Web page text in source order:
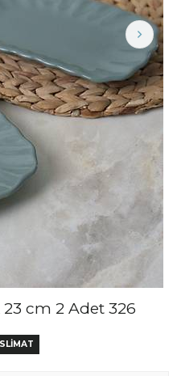
23 cm 2 Adet 326